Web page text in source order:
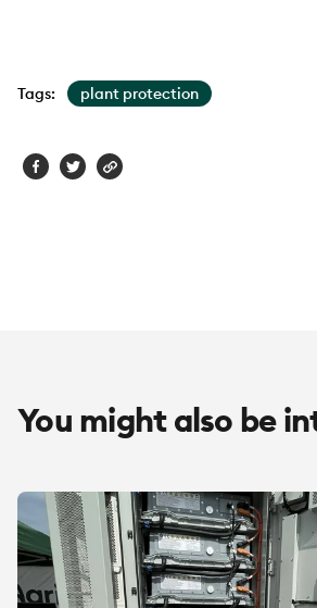
Tags: plant protection
You might also be